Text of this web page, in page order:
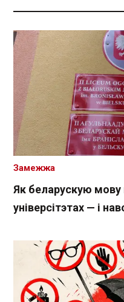
Як беларускую мову
універсітэтах — і
Замежжа